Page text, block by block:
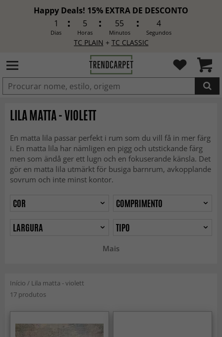
Happy Deals! 15% EXTRA DE DESCONTO
1
Dias
5
Horas
55
Minutos
2
Segundos
TC PLAIN + TC CLASSIC
ADICIONADO
LILA MATTA - VIOLETT
En matta lila passar perfekt i rum som du vill få in mer färg
i. En matta lila har nämligen en pigg och utstickande färg
men som ändå ger ett lugn och en fokuserande känsla. Det
gör en matta lila utmärkt för busiga barnrum, avkopplande
sovrum och inte minst kontor.
Mais
COR
COMPRIMENTO
LARGURA
TIPO
Início / Lila matta - violett
17 produtos